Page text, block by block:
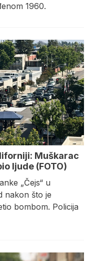
1960.
Muškarac
ljude (FOTO)
„Čejs“ u
nakon što je
bombom. Policija